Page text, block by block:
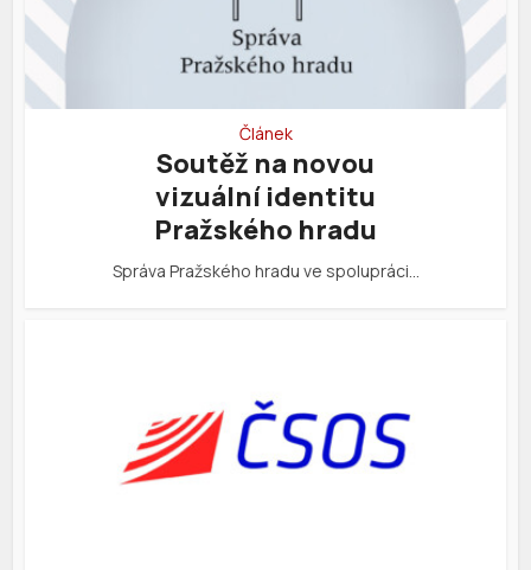
Článek
Soutěž na novou
vizuální identitu
Pražského hradu
Správa Pražského hradu ve spolupráci…